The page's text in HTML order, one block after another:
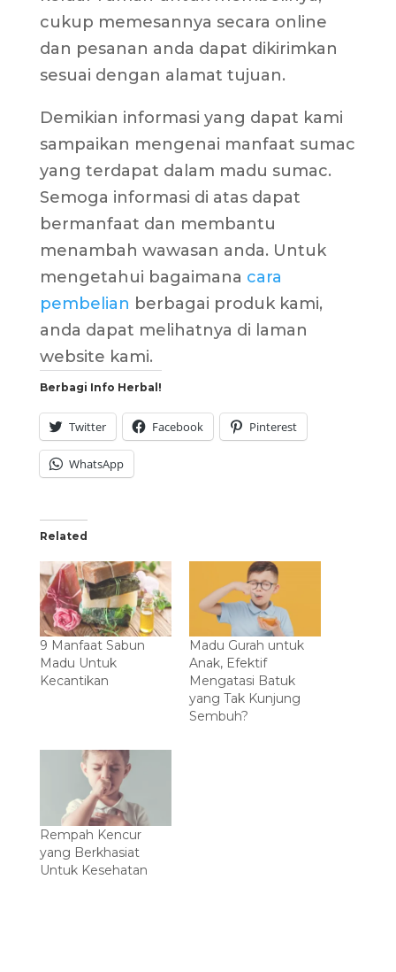
cukup memesannya secara online
dan pesanan anda dapat dikirimkan
sesuai dengan alamat tujuan.
Demikian informasi yang dapat kami
sampaikan mengenai manfaat sumac
yang terdapat dalam madu sumac.
Semoga informasi di atas dapat
bermanfaat dan membantu
menambah wawasan anda. Untuk
mengetahui bagaimana cara
pembelian berbagai produk kami,
anda dapat melihatnya di laman
website kami.
Berbagi Info Herbal!
Twitter Facebook Pinterest
WhatsApp
Related
9 Manfaat Sabun
Madu Untuk
Kecantikan
Madu Gurah untuk
Anak, Efektif
Mengatasi Batuk
yang Tak Kunjung
Sembuh?
Rempah Kencur
yang Berkhasiat
Untuk Kesehatan